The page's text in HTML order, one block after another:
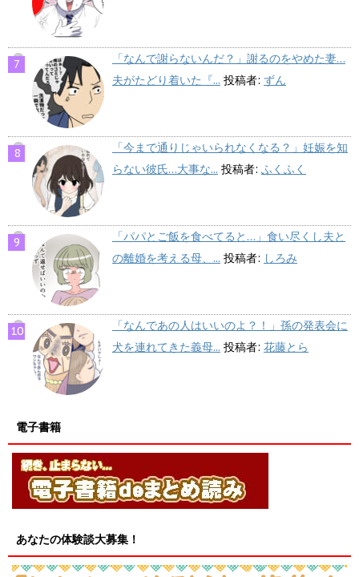
「なんで謝らないんだ？」謝るのをやめた妻…
夫がたどり着いた『... 投稿者: ずん
「今まで通りじゃいられなくなる？」妊娠を知
らない彼氏…大事な... 投稿者: ふくふく
「パパとご飯を食べてると…」食い尽くし夫と
の離婚を考える母、... 投稿者: しろみ
「なんであの人はいいのよ？！」孫の発表会に
犬を連れてきた義母... 投稿者: 花藤とら
電子書籍
あなたの体験談大募集！